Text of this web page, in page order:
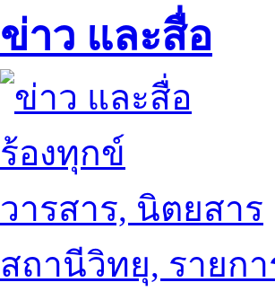
ข่าว และสื่อ
ร้องทุกข์
วารสาร, นิตยสาร
สถานีวิทยุ, รายก